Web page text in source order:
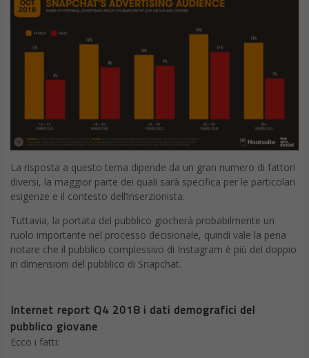
La risposta a questo tema dipende da un gran numero di fattori
diversi, la maggior parte dei quali sarà specifica per le particolari
esigenze e il contesto dell’inserzionista.
Tuttavia, la portata del pubblico giocherà probabilmente un
ruolo importante nel processo decisionale, quindi vale la pena
notare che il pubblico complessivo di Instagram è più del doppio
in dimensioni del pubblico di Snapchat.
Internet report Q4 2018 i dati demografici del
pubblico giovane
Ecco i fatti: